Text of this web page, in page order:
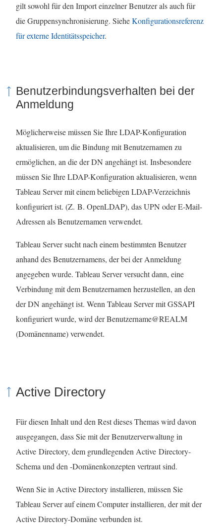
gilt sowohl für den Import einzelner Benutzer als auch für
die Gruppensynchronisierung. SieheKonfigurationsreferenz
für externe Identitätsspeicher.
Benutzerbindungsverhalten bei der
Anmeldung
Möglicherweise müssen Sie Ihre LDAP-Konfiguration
aktualisieren, um die Bindung mit Benutzernamen zu
ermöglichen, an die der DN angehängt ist. Insbesondere
müssen Sie Ihre LDAP-Konfiguration aktualisieren, wenn
Tableau Server mit einem beliebigen LDAP-Verzeichnis
konfiguriert ist. (Z. B. OpenLDAP), das UPN oder E-Mail-
Adressen als Benutzernamen verwendet.
Tableau Server sucht nach einem bestimmten Benutzer
anhand des Benutzernamens, der bei der Anmeldung
angegeben wurde. Tableau Server versucht dann, eine
Verbindung mit dem Benutzernamen herzustellen, an den
der DN angehängt ist. Wenn Tableau Server mit GSSAPI
konfiguriert wurde, wird der Benutzername@REALM
(Domänenname) verwendet.
Active Directory
Für diesen Inhalt und den Rest dieses Themas wird davon
ausgegangen, dass Sie mit der Benutzerverwaltung in
Active Directory, dem grundlegenden Active Directory-
Schema und den -Domänenkonzepten vertraut sind.
Wenn Sie in Active Directory installieren, müssen Sie
Tableau Server auf einem Computer installieren, der mit der
Active Directory-Domäne verbunden ist.